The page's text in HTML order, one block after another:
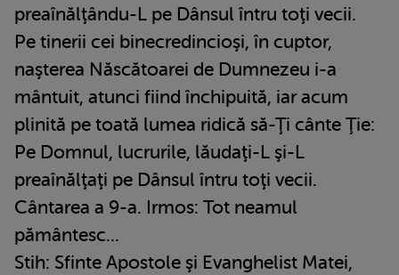
preaînălţându-L pe Dânsul întru toţi vecii.
Pe tinerii cei binecredincioşi, în cuptor,
naşterea Născătoarei de Dumnezeu i-a
mântuit, atunci fiind închipuită, iar acum
plinită pe toată lumea ridică să-Ţi cânte Ţie:
Pe Domnul, lucrurile, lăudaţi-L şi-L
preaînălţaţi pe Dânsul întru toţi vecii.
Cântarea a 9-a. Irmos: Tot neamul
pământesc...
Stih: Sfinte Apostole şi Evanghelist Matei,